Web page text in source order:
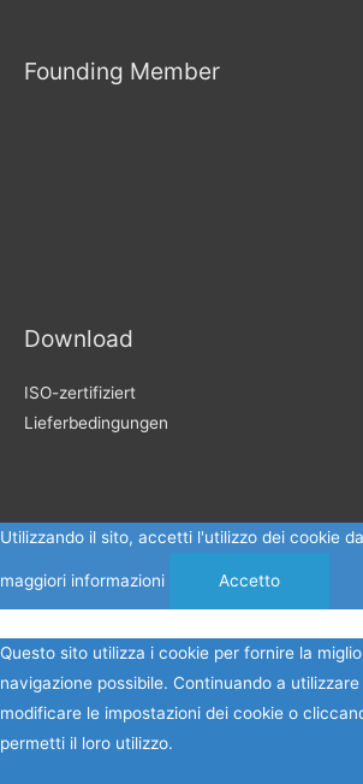
Founding Member
Download
ISO-zertifiziert
Lieferbedingungen
Utilizzando il sito, accetti l'utilizzo dei cookie
maggiori informazioni Accetto
Questo sito utilizza i cookie per fornire la
navigazione possibile. Continuando a
modificare le impostazioni dei cookie o
permetti il loro utilizzo.